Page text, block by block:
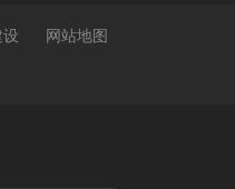
设 网站地图